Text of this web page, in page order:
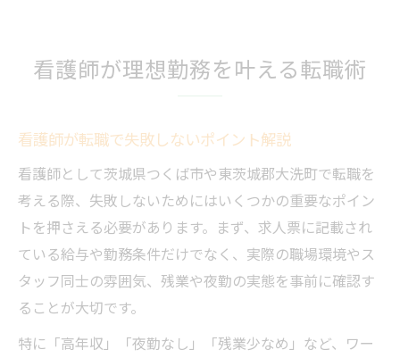
看護師が理想勤務を叶える転職術
看護師が転職で失敗しないポイント解説
看護師として茨城県つくば市や東茨城郡大洗町で転職を
考える際、失敗しないためにはいくつかの重要なポイン
トを押さえる必要があります。まず、求人票に記載され
ている給与や勤務条件だけでなく、実際の職場環境やス
タッフ同士の雰囲気、残業や夜勤の実態を事前に確認す
ることが大切です。
特に「高年収」「夜勤なし」「残業少なめ」など、ワー